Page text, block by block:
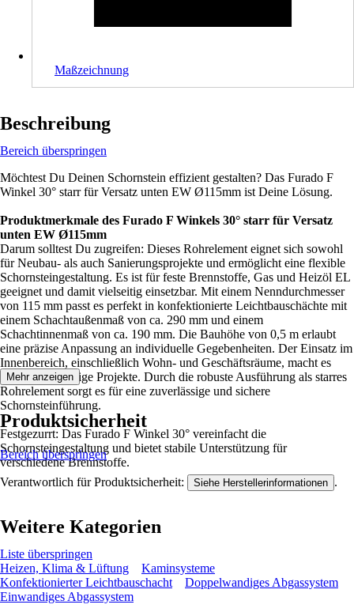
Maßzeichnung
Beschreibung
Bereich überspringen
Möchtest Du Deinen Schornstein effizient gestalten? Das Furado F
Winkel 30° starr für Versatz unten EW Ø115mm ist Deine Lösung.
Produktmerkmale des Furado F Winkels 30° starr für Versatz
unten EW Ø115mm
Darum solltest Du zugreifen: Dieses Rohrelement eignet sich sowohl
für Neubau- als auch Sanierungsprojekte und ermöglicht eine flexible
Schornsteingestaltung. Es ist für feste Brennstoffe, Gas und Heizöl EL
geeignet und damit vielseitig einsetzbar. Mit einem Nenndurchmesser
von 115 mm passt es perfekt in konfektionierte Leichtbauschächte mit
einem Schachtaußenmaß von ca. 290 mm und einem
Schachtinnenmaß von ca. 190 mm. Die Bauhöhe von 0,5 m erlaubt
eine präzise Anpassung an individuelle Gegebenheiten. Der Einsatz im
Innenbereich, einschließlich Wohn- und Geschäftsräume, macht es
ideal für vielfältige Projekte. Durch die robuste Ausführung als starres
Rohrelement sorgt es für eine zuverlässige und sichere
Schornsteinführung.
Festgezurrt: Das Furado F Winkel 30° vereinfacht die
Schornsteingestaltung und bietet stabile Unterstützung für
verschiedene Brennstoffe.
Mehr anzeigen
Produktsicherheit
Bereich überspringen
Verantwortlich für Produktsicherheit: Siehe Herstellerinformationen .
Weitere Kategorien
Liste überspringen
Heizen, Klima & Lüftung
Kaminsysteme
Konfektionierter Leichtbauschacht
Doppelwandiges Abgassystem
Einwandiges Abgassystem